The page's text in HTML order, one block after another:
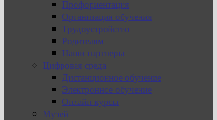
Профориентация
Организация обучения
Трудоустройство
Родителям
Наши партнеры
Цифровая среда
Дистанционное обучение
Электронное обучение
Онлайн-курсы
Музей